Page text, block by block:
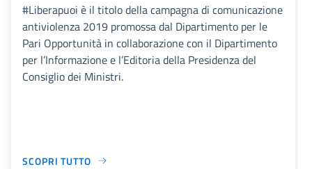
#Liberapuoi è il titolo della campagna di comunicazione
antiviolenza 2019 promossa dal Dipartimento per le
Pari Opportunità in collaborazione con il Dipartimento
per l’Informazione e l’Editoria della Presidenza del
Consiglio dei Ministri.
SCOPRI TUTTO